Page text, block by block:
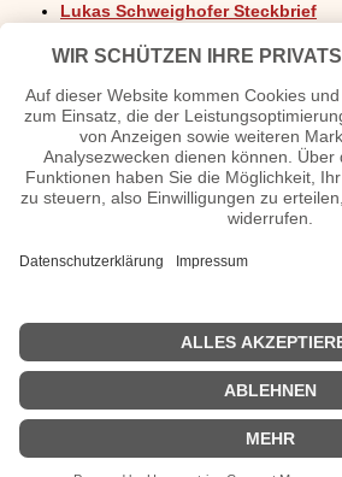
Lukas Schweighofer Steckbrief
Marco Ventre Steckbrief
Christian Polanc Steckbrief
Oliver Zeisberger Steckbrief
Patrick Budgen Steckbrief
Moderatorinnen aus Österreich>>
G H I J K
R
| © 2013–2023 was-war-wann.de. Alle
Startseite |1700 1800